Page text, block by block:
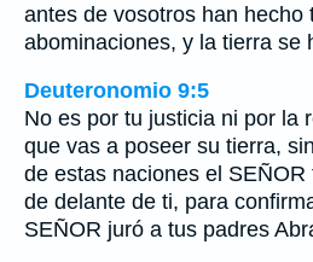
antes de vosotros han hecho
abominaciones, y la tierra se
Deuteronomio 9:5
No es por tu justicia ni por la
que vas a poseer su tierra,
de estas naciones el
de delante de ti, para
SEÑOR juró a tus padres